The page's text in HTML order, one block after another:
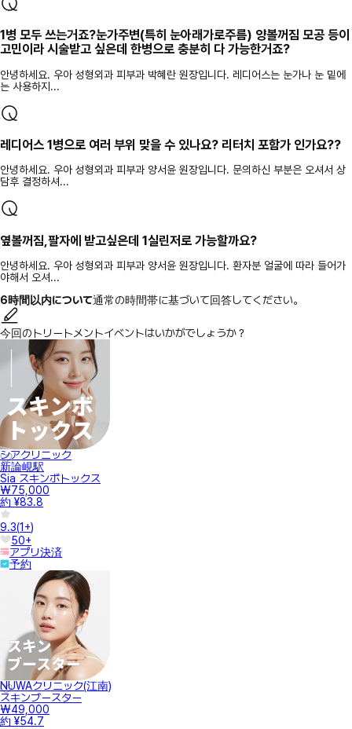
1병 모두 쓰는거죠?눈가주변(특히 눈아래가로주름) 양볼꺼짐 모공 등이
고민이라 시술받고 싶은데 한병으로 충분히 다 가능한거죠?
안녕하세요. 우아 성형외과 피부과 박혜란 원장입니다. 레디어스는 눈가나 눈 밑에
는 사용하지...
레디어스 1병으로 여러 부위 맞을 수 있나요? 리터치 포함가 인가요??
안녕하세요. 우아 성형외과 피부과 양서윤 원장입니다. 문의하신 부분은 오셔서 상
담후 결정하셔...
옆볼꺼짐,팔자에 받고싶은데 1실린저로 가능할까요?
안녕하세요. 우아 성형외과 피부과 양서윤 원장입니다. 환자분 얼굴에 따라 들어가
야해서 오셔...
6時間以内について通常の時間帯に基づいて回答してください。
今回のトリートメントイベントはいかがでしょうか？
シアクリニック
新論峴駅
Sia スキンボトックス
₩75,000
約 ¥83.8
9.3(1+)
50+
アプリ決済
予約
NUWAクリニック(江南)
スキンブースター
₩49,000
約 ¥54.7